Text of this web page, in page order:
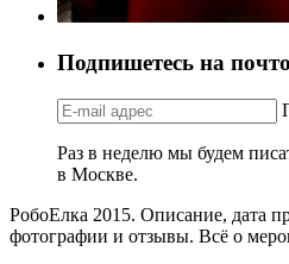
Подпишетесь на
Раз в неделю мы будем
в Москве.
РобоЕлка 2015. Описание, дата
фотографии и отзывы. Всё о